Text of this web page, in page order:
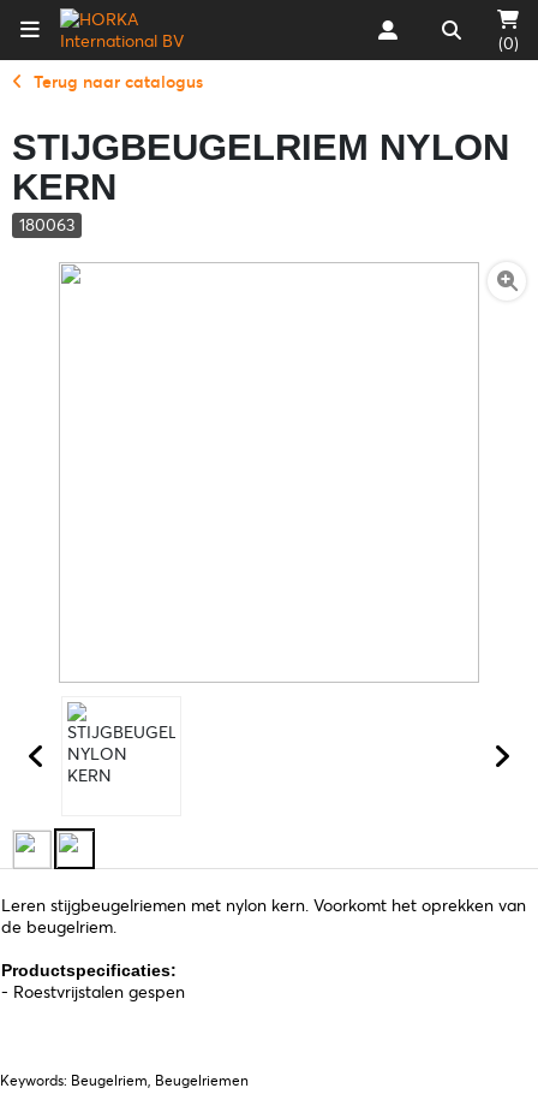
(0)
Terug naar catalogus
STIJGBEUGELRIEM NYLON
KERN
180063
Leren stijgbeugelriemen met nylon kern. Voorkomt het oprekken van
de beugelriem.
Productspecificaties:
- Roestvrijstalen gespen
Keywords: Beugelriem, Beugelriemen